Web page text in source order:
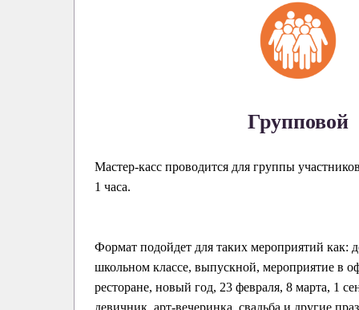
Групповой
Мастер-касс проводится для группы
1 часа.
Формат подойдет для таких мероприятий как:
школьном классе, выпускной, мероприятие в
ресторане, новый год, 23 февраля, 8 марта, 1
девичник, арт-вечеринка, свадьба и другие